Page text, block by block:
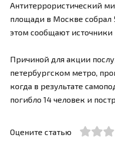
Антитеррористический
площади в Москве собрал
этом сообщают
Причиной для акции
петербургском метро,
когда в результате
погибло 14 человек и
Оцените статью